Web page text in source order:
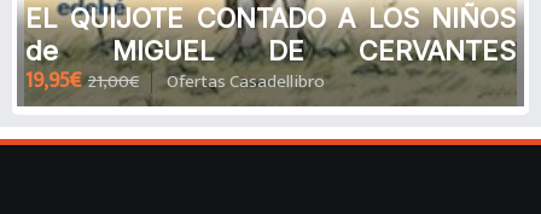
EL QUIJOTE CONTADO A LOS NIÑOS
de MIGUEL DE CERVANTES
SAAVEDRA
19,95€ 21,00€ Ofertas Casadellibro